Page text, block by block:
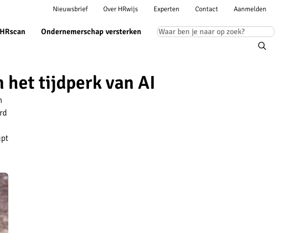
navigation
HRscan Ondernemerschap versterken
Meta
Nieuwsbrief Over HRwijs Experten Contact
Account
Aanmelden
het tijdperk van AI